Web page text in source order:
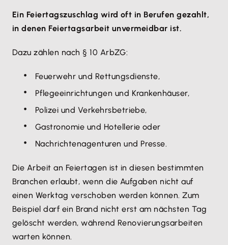
Ein Feiertagszuschlag wird oft in Berufen gezahlt,
in denen Feiertagsarbeit unvermeidbar ist.
Dazu zählen nach § 10 ArbZG:
Feuerwehr und Rettungsdienste,
Pflegeeinrichtungen und Krankenhäuser,
Polizei und Verkehrsbetriebe,
Gastronomie und Hotellerie oder
Nachrichtenagenturen und Presse.
Die Arbeit an Feiertagen ist in diesen bestimmten
Branchen erlaubt, wenn die Aufgaben nicht auf
einen Werktag verschoben werden können. Zum
Beispiel darf ein Brand nicht erst am nächsten Tag
gelöscht werden, während Renovierungsarbeiten
warten können.